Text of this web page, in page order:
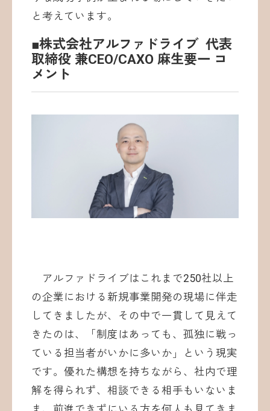
と考えています。
■株式会社アルファドライブ 代表
取締役 兼CEO/CAXO 麻生要一 コ
メント
アルファドライブはこれまで250社以上
の企業における新規事業開発の現場に伴走
してきましたが、その中で一貫して見えて
きたのは、「制度はあっても、孤独に戦っ
ている担当者がいかに多いか」という現実
です。優れた構想を持ちながら、社内で理
解を得られず、相談できる相手もいないま